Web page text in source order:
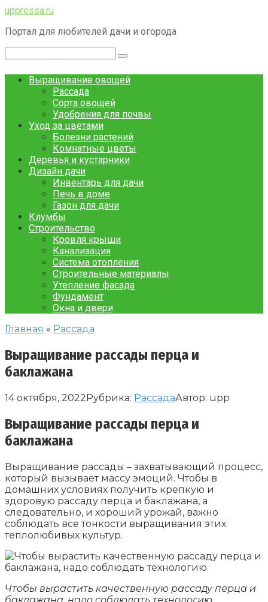
Перейти
контенту
uppressa.ru
Портал для любителей дачи и огорода
Выращивание овощей
Рассада
Сорта овощей
Удобрения для почвы
Уход за цветами
Болезни растений
Комнатные цветы
Деревья и кустарники
Дизайн дачи
Инвентарь для дачи
Печь в доме
Газон для дачи
Клумбы
Строительство
Кровля крыши
Канализация
Система отопления
Строительные материалы
Утепление фасада
Фундамент
Окна и двери
Главная » Рассада
Выращивание рассады перца и
баклажана
14 октября, 2022Рубрика: РассадаАвтор: upp
Выращивание рассады перца и
баклажана
Выращивание рассады – захватывающий процесс,
который вызывает массу эмоций. Чтобы в
домашних условиях получить крепкую и
здоровую рассаду перца и баклажана, а
следовательно, и хороший урожай, важно
соблюдать все тонкости выращивания этих
теплолюбивых культур.
Чтобы вырастить качественную рассаду перца и
баклажана, надо соблюдать технологию